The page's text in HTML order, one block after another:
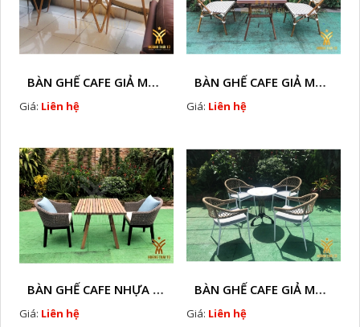
BÀN GHẾ CAFE GIẢ MÂY HTT - L128A
Giá: Liên hệ
BÀN GHẾ CAFE GIẢ MÂY HTT - LS132
Giá: Liên hệ
BÀN GHẾ CAFE NHỰA GIÃ MÂY HTT - L32
Giá: Liên hệ
BÀN GHẾ CAFE GIẢ MÂY HTT - L128
Giá: Liên hệ